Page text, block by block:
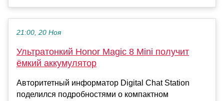
21:00, 20 Ноя
Ультратонкий Honor Magic 8 Mini получит
ёмкий аккумулятор
Авторитетный информатор Digital Chat Station
поделился подробностями о компактном